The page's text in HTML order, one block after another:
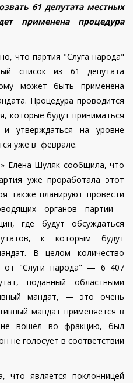
61 депутата местных
применена процедура
что партия "Слуга народа"
список из 61 депутата
может быть применена
Процедура проводится
которые будут приниматься
и утверждаться на уровне
уже в феврале.
Елена Шуляк сообщила, что
уже проработала этот
также планируют провести
органов партии -
где будут обсуждаться
к которым будут
В целом количество
от "Слуги народа" — 6 407
поданный областными
мандат, — это очень
мандат применяется в
не вошёл во фракцию, был
не голосует в соответствии
что является поклонницей